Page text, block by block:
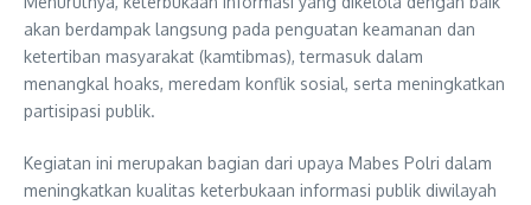
akan berdampak langsung pada penguatan keamanan dan
ketertiban masyarakat (kamtibmas), termasuk dalam
menangkal hoaks, meredam konflik sosial, serta meningkatkan
partisipasi publik.
Kegiatan ini merupakan bagian dari upaya Mabes Polri dalam
meningkatkan kualitas keterbukaan informasi publik diwilayah